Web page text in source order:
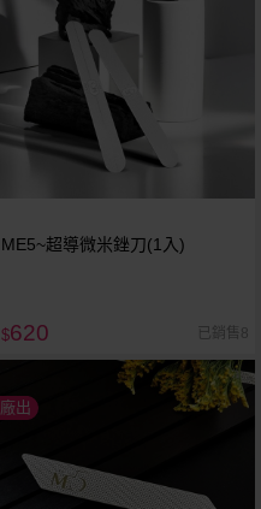
ME5~超導微米銼刀(1入)
$620 已銷售8
廠出